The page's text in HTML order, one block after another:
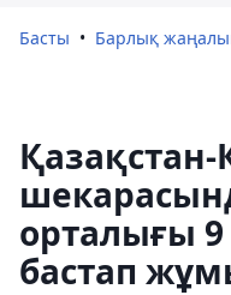
Басты Барлық
орталығы
бастап